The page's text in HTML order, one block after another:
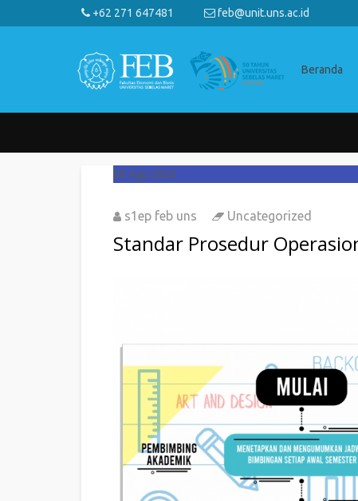
+62 271 647481 feb@unit.uns.ac.id
Beranda
08 Agu 2026
s1ep feb uns Uncategorized
Standar Prosedur